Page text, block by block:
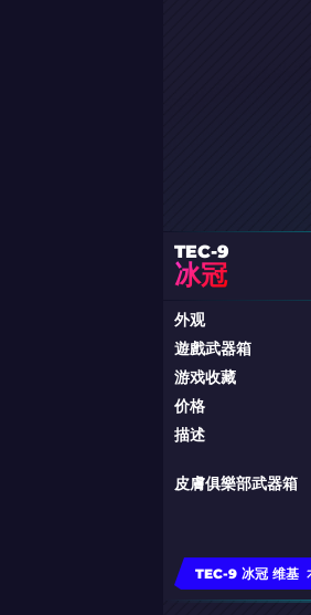
TEC-9
冰冠
外观
遊戲武器箱
游戏收藏
价格
描述
皮膚俱樂部武器箱
TEC-9 冰冠 维基